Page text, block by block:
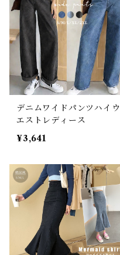
デニムワイドパンツハイウ
エストレディース
¥3,641